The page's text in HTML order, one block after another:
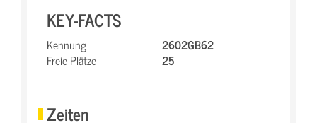
KEY-FACTS
Kennung
2602GB62
Freie Plätze
25
Zeiten